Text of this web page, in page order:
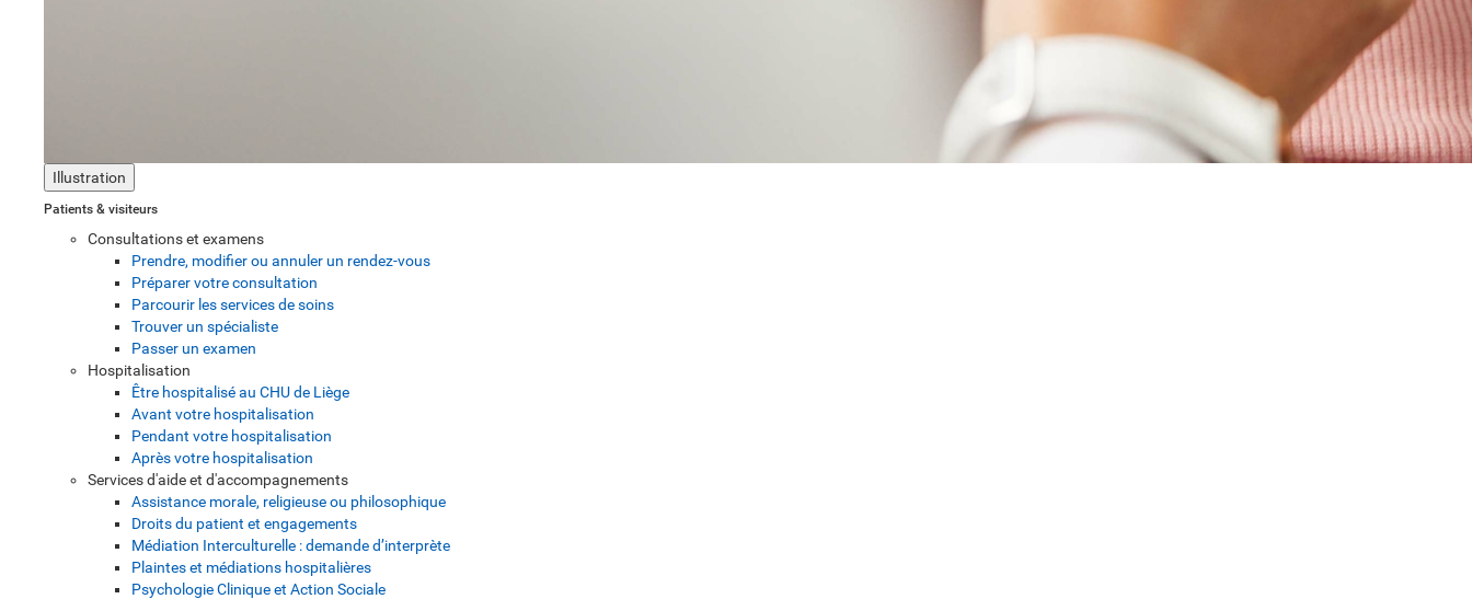
Illustration
Patients & visiteurs
Consultations et examens
Prendre, modifier ou annuler un rendez-vous
Préparer votre consultation
Parcourir les services de soins
Trouver un spécialiste
Passer un examen
Hospitalisation
Être hospitalisé au CHU de Liège
Avant votre hospitalisation
Pendant votre hospitalisation
Après votre hospitalisation
Services d'aide et d'accompagnements
Assistance morale, religieuse ou philosophique
Droits du patient et engagements
Médiation Interculturelle : demande d’interprète
Plaintes et médiations hospitalières
Psychologie Clinique et Action Sociale